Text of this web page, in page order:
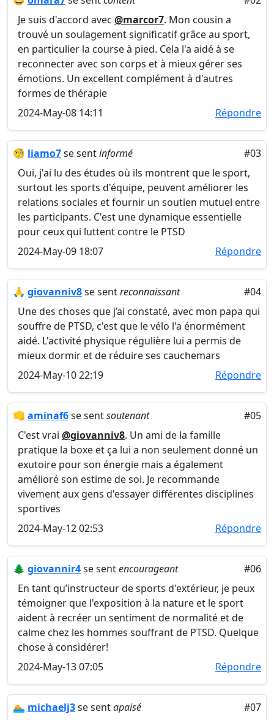
Je suis d'accord avec @marcor7. Mon cousin a
trouvé un soulagement significatif grâce au sport,
en particulier la course à pied. Cela l'a aidé à se
reconnecter avec son corps et à mieux gérer ses
émotions. Un excellent complément à d'autres
formes de thérapie
2024-May-08 14:11
Répondre
🧐 liamo7se sentinformé
#03
Oui, j'ai lu des études où ils montrent que le sport,
surtout les sports d'équipe, peuvent améliorer les
relations sociales et fournir un soutien mutuel entre
les participants. C'est une dynamique essentielle
pour ceux qui luttent contre le PTSD
2024-May-09 18:07
Répondre
🙏 giovanniv8se sentreconnaissant
#04
Une des choses que j’ai constaté, avec mon papa qui
souffre de PTSD, c'est que le vélo l'a énormément
aidé. L'activité physique régulière lui a permis de
mieux dormir et de réduire ses cauchemars
2024-May-10 22:19
Répondre
👊 aminaf6se sentsoutenant
#05
C'est vrai @giovanniv8. Un ami de la famille
pratique la boxe et ça lui a non seulement donné un
exutoire pour son énergie mais a également
amélioré son estime de soi. Je recommande
vivement aux gens d'essayer différentes disciplines
sportives
2024-May-12 02:53
Répondre
🌲 giovannir4se sentencourageant
#06
En tant qu’instructeur de sports d'extérieur, je peux
témoigner que l'exposition à la nature et le sport
aident à recréer un sentiment de normalité et de
calme chez les hommes souffrant de PTSD. Quelque
chose à considérer!
2024-May-13 07:05
Répondre
🏊 michaelj3se sentapaisé
#07